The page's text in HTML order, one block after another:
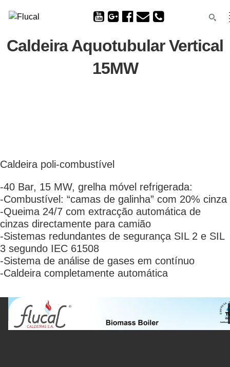
Caldeira Aquotubular Vertical
15MW
Caldeira poli-combustível
-40 Bar, 15 MW, grelha móvel refrigerada:
-Combustível: “camas de galinha” com 20% cinza
-Queima 24/7 com extracção automática de
cinzas directamente para camião
-Sistemas redundantes de segurança SIL 2 e SIL
3 segundo IEC 61508
-Sistema de análise de gases em contínuo
-Caldeira completamente automática